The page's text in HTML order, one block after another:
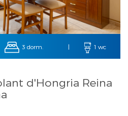
3 dorm. | 1 wc
d'Hongria Reina